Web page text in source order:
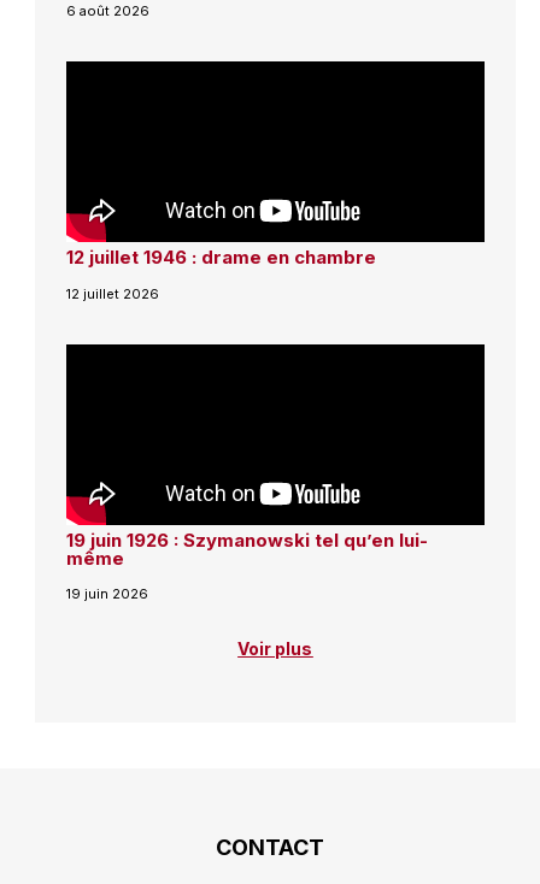
6 août 2026
12 juillet 1946 : drame en chambre
12 juillet 2026
19 juin 1926 : Szymanowski tel qu’en lui-
même
19 juin 2026
Voir plus
CONTACT